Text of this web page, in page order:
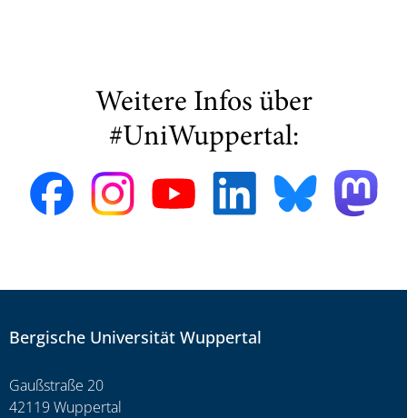
Weitere Infos über
#UniWuppertal:
Bergische Universität Wuppertal
Gaußstraße 20
42119 Wuppertal